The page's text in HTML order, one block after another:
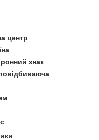
центр
знак